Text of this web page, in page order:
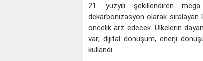
21. yüzyılı şekillendiren
dekarbonizasyon olarak sıralayan
öncelik arz edecek. Ülkelerin
var; dijital dönüşüm, enerji
kullandı.